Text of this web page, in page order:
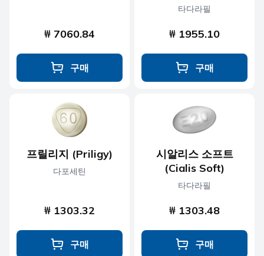
₩ 7060.84
구매
타다라필
₩ 1955.10
구매
프릴리지 (Priligy)
다포세틴
₩ 1303.32
구매
시알리스 소프트
(Cialis Soft)
타다라필
₩ 1303.48
구매